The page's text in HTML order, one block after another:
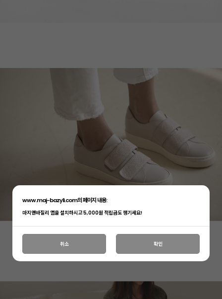
www.maj-bazyli.com의 페이지 내용:
마지앤바질리 앱을 설치하시고 5,000원 적립금도 챙기세요!
취소 확인